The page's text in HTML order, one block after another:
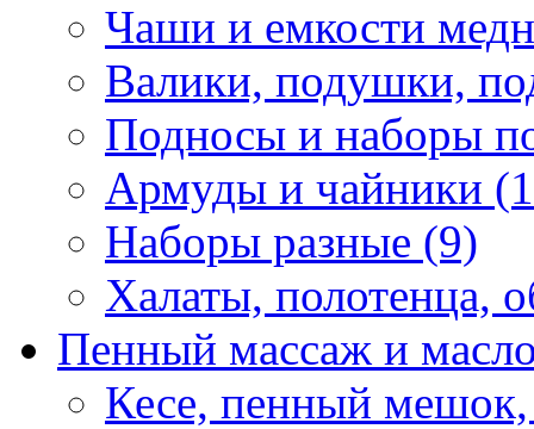
Чаши и емкости
Валики, подушки,
Подносы и наборы
Армуды и чайники
Наборы разные (9)
Халаты, полотенца,
Пенный массаж и
Кесе, пенный